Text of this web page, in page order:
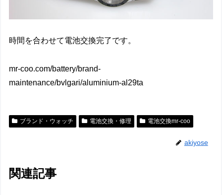
時間を合わせて電池交換完了です。
mr-coo.com/battery/brand-
maintenance/bvlgari/aluminium-al29ta
ブランド・ウォッチ 電池交換・修理 電池交換mr-coo
akiyose
関連記事